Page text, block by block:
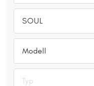
SOUL
Modell
Typ